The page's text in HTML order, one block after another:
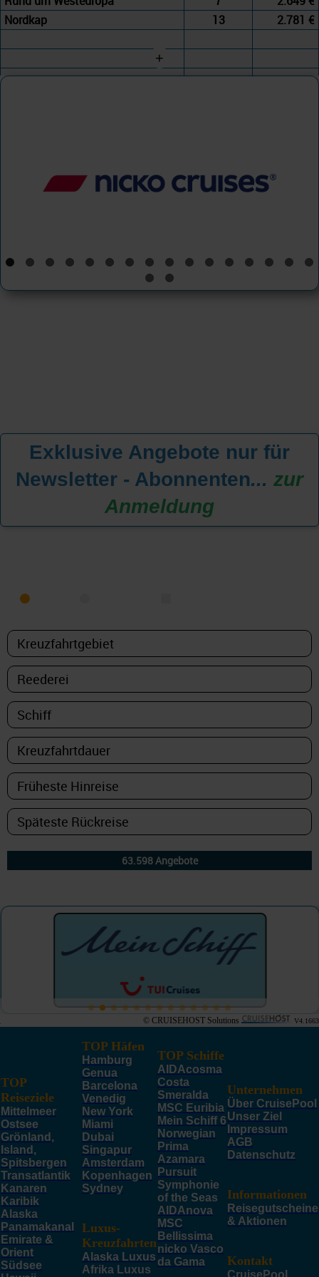
Nordkap
13 2.781 €
+
Exklusive Angebote nur für
Newsletter - Abonnenten... zur
Anmeldung
© CRUISEHOST Solutions V4.1663
TOP
Reiseziele
Mittelmeer
Ostsee
Grönland,
Island,
Spitsbergen
Transatlantik
Kanaren
Karibik
Alaska
Panamakanal
Emirate &
Orient
Südsee
TOP Häfen
Hamburg
Genua
Barcelona
Venedig
New York
Miami
Dubai
Singapur
Amsterdam
Kopenhagen
Sydney
Luxus-
Kreuzfahrten
Alaska Luxus
Afrika Luxus
TOP Schiffe
AIDAcosma
Costa
Smeralda
MSC Euribia
Mein Schiff 6
Norwegian
Prima
Azamara
Pursuit
Symphonie
of the Seas
AIDAnova
MSC
Bellissima
nicko Vasco
da Gama
Unternehmen
Über CruisePool
Unser Ziel
Impressum
AGB
Datenschutz
Informationen
Reisegutscheine
& Aktionen
Kontakt